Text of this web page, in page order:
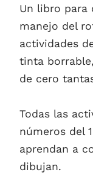
Un libro para
manejo del
actividades
tinta
de cero
Todas las
números del
aprendan a
dibujan.